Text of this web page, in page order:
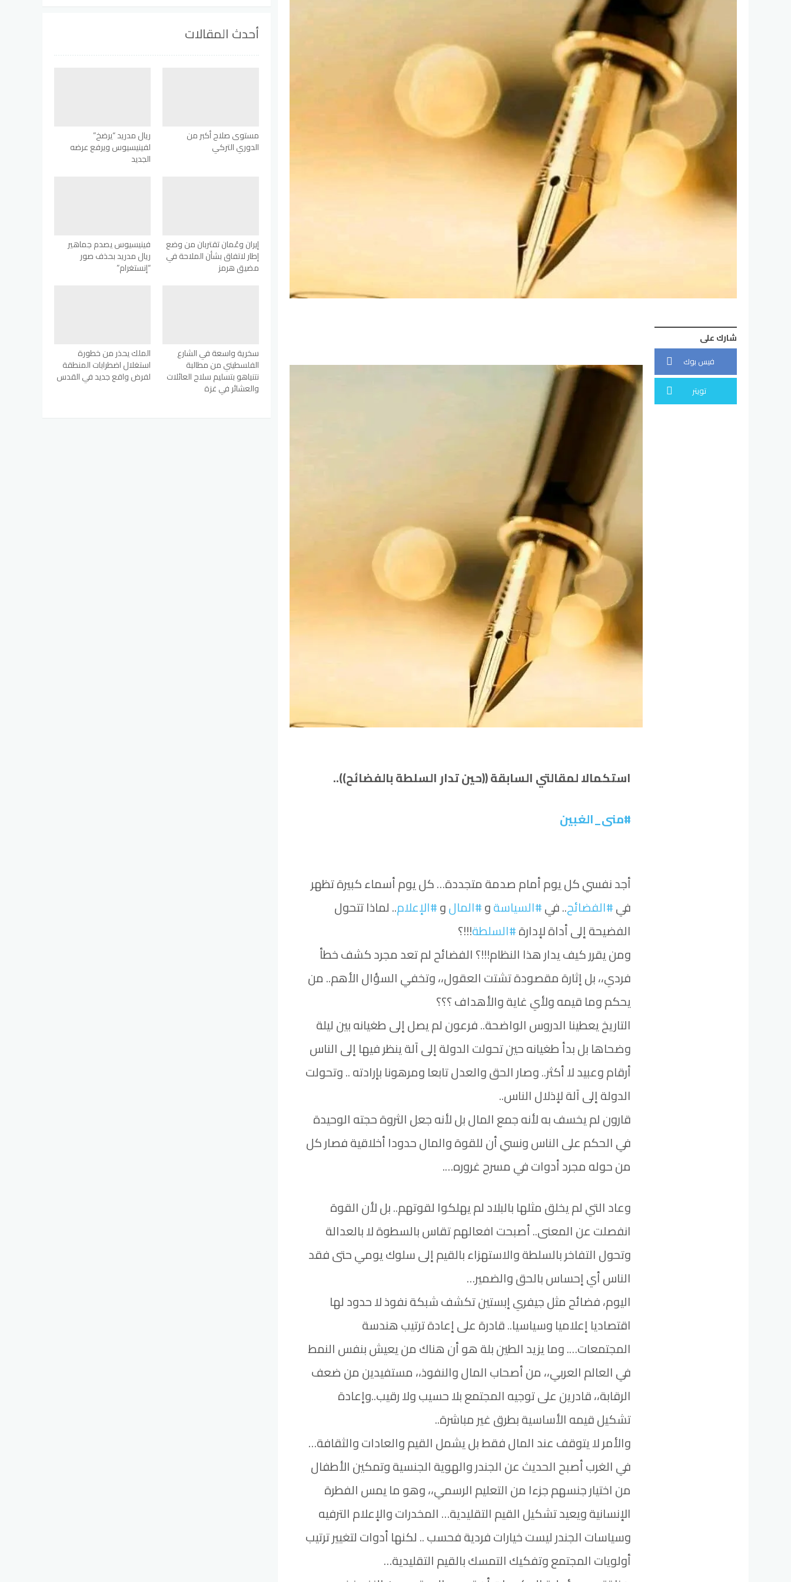
شارك على
فيس بوك
تويتر
استكمالا لمقالتي السابقة ((حين تدار السلطة بالفضائح))..
#منى_الغبين
أجد نفسي كل يوم أمام صدمة متجددة… كل يوم أسماء كبيرة تظهر
في#الفضائح.. في#السياسةو#المالو#الإعلام.. لماذا تتحول
الفضيحة إلى أداة لإدارة#السلطة!!!؟
ومن يقرر كيف يدار هذا النظام!!!؟ الفضائح لم تعد مجرد كشف خطأ
فردي،، بل إثارة مقصودة تشتت العقول،، وتخفي السؤال الأهم.. من
يحكم وما قيمه ولأي غاية والأهداف ؟؟؟
التاريخ يعطينا الدروس الواضحة.. فرعون لم يصل إلى طغيانه بين ليلة
وضحاها بل بدأ طغيانه حين تحولت الدولة إلى آلة ينظر فيها إلى الناس
أرقام وعبيد لا أكثر.. وصار الحق والعدل تابعا ومرهونا بإرادته .. وتحولت
الدولة إلى آلة لإذلال الناس..
قارون لم يخسف به لأنه جمع المال بل لأنه جعل الثروة حجته الوحيدة
في الحكم على الناس ونسي أن للقوة والمال حدودا أخلاقية فصار كل
من حوله مجرد أدوات في مسرح غروره….
وعاد التي لم يخلق مثلها بالبلاد لم يهلكوا لقوتهم.. بل لأن القوة
انفصلت عن المعنى.. أصبحت افعالهم تقاس بالسطوة لا بالعدالة
وتحول التفاخر بالسلطة والاستهزاء بالقيم إلى سلوك يومي حتى فقد
الناس أي إحساس بالحق والضمير…
اليوم، فضائح مثل جيفري إبستين تكشف شبكة نفوذ لا حدود لها
اقتصاديا إعلاميا وسياسيا.. قادرة على إعادة ترتيب هندسة
المجتمعات…. وما يزيد الطين بلة هو أن هناك من يعيش بنفس النمط
في العالم العربي،، من أصحاب المال والنفوذ،، مستفيدين من ضعف
الرقابة،، قادرين على توجيه المجتمع بلا حسيب ولا رقيب..وإعادة
تشكيل قيمه الأساسية بطرق غير مباشرة..
والأمر لا يتوقف عند المال فقط بل يشمل القيم والعادات والثقافة…
في الغرب أصبح الحديث عن الجندر والهوية الجنسية وتمكين الأطفال
من اختيار جنسهم جزءا من التعليم الرسمي،، وهو ما يمس الفطرة
الإنسانية ويعيد تشكيل القيم التقليدية… المخدرات والإعلام الترفيه
وسياسات الجندر ليست خيارات فردية فحسب .. لكنها أدوات لتغيير ترتيب
أولويات المجتمع وتفكيك التمسك بالقيم التقليدية…
أحدث المقالات
مستوى صلاح أكبر من
الدوري التركي
ريال مدريد “يرضخ”
لفينيسيوس ويرفع عرضه
الجديد
إيران وعُمان تقتربان من وضع
إطار لاتفاق بشأن الملاحة في
مضيق هرمز
فينيسيوس يصدم جماهير
ريال مدريد بحذف صور
“إنستغرام”
سخرية واسعة في الشارع
الفلسطيني من مطالبة
نتنياهو بتسليم سلاح العائلات
والعشائر في غزة
الملك يحذر من خطورة
استغلال اضطرابات المنطقة
لفرض واقع جديد في القدس